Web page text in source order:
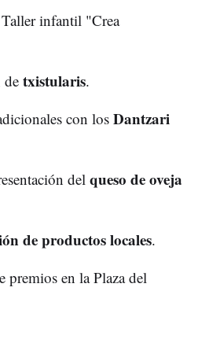
Taller infantil "Crea
de txistularis.
con losDantzari
del queso de oveja
de productos locales.
premios en la Plaza del